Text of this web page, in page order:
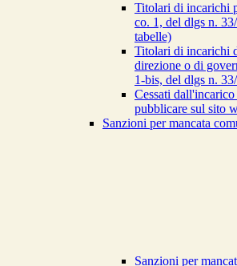
Titolari di incarichi
co. 1, del dlgs n.
tabelle)
Titolari di incarichi
direzione o di
1-bis, del dlgs n.
Cessati
pubblicare sul sito
Sanzioni per mancata
Sanzioni per